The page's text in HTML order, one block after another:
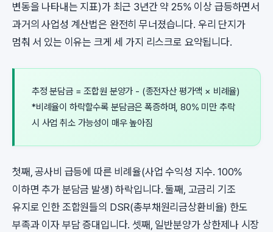
변동을 나타내는 지표)가 최근 3년간 약 25% 이상 급등하면서
과거의 사업성 계산법은 완전히 무너졌습니다. 우리 단지가
멈춰 서 있는 이유는 크게 세 가지 리스크로 요약됩니다.
추정 분담금 = 조합원 분양가 - (종전자산 평가액 × 비례율)
*비례율이 하락할수록 분담금은 폭증하며, 80% 미만 추락
시 사업 취소 가능성이 매우 높아짐
첫째, 공사비 급등에 따른 비례율(사업 수익성 지수. 100%
이하면 추가 분담금 발생) 하락입니다. 둘째, 고금리 기조
유지로 인한 조합원들의 DSR(총부채원리금상환비율) 한도
부족과 이자 부담 증대입니다. 셋째, 일반분양가 상한제나 시장